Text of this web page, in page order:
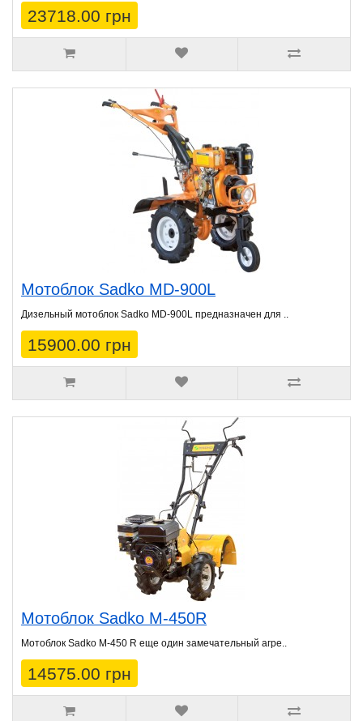
23718.00 грн
Мотоблок Sadko MD-900L
Дизельный мотоблок Sadko MD-900L предназначен для ..
15900.00 грн
Мотоблок Sadko М-450R
Мотоблок Sadko М-450 R еще один замечательный агре..
14575.00 грн